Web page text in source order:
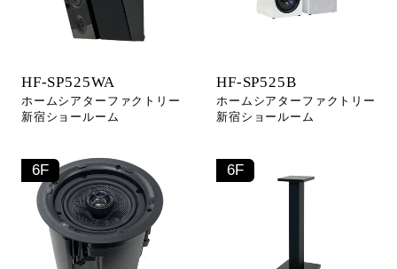
HF-SP525WA
ホームシアターファクトリー
新宿ショールーム
HF-SP525B
ホームシアターファクトリー
新宿ショールーム
6F 6F